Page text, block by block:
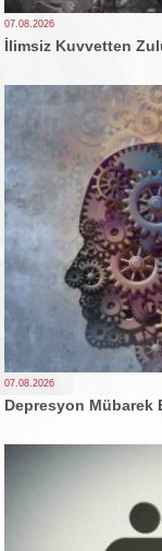
07.08.2026
İlimsiz Kuvvetten
07.08.2026
Depresyon Mübarek